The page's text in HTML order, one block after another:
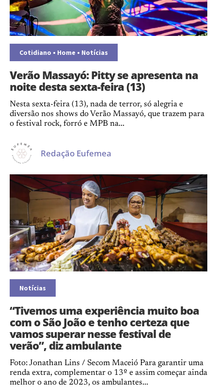
Cotidiano • Home • Notícias
Verão Massayó: Pitty se apresenta na
noite desta sexta-feira (13)
Nesta sexta-feira (13), nada de terror, só alegria e
diversão nos shows do Verão Massayó, que trazem para
o festival rock, forró e MPB na...
Redação Eufemea
Notícias
“Tivemos uma experiência muito boa
com o São João e tenho certeza que
vamos superar nesse festival de
verão”, diz ambulante
Foto: Jonathan Lins / Secom Maceió Para garantir uma
renda extra, complementar o 13º e assim começar ainda
melhor o ano de 2023, os ambulantes...